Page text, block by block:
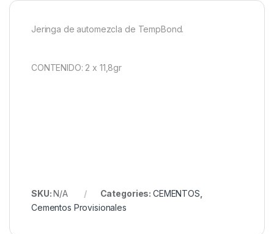
Jeringa de automezcla de TempBond.
CONTENIDO: 2 x 11,8gr
SKU:N/A Categories: CEMENTOS
Cementos Provisionales